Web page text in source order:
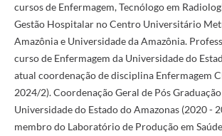
cursos de Enfermagem, Tecnólogo em
Gestão Hospitalar no Centro Universitário
Amazônia e Universidade da Amazônia.
curso de Enfermagem da Universidade do
atual coordenação de disciplina Enfermagem
2024/2). Coordenação Geral de Pós
Universidade do Estado do Amazonas (2020 -
membro do Laboratório de Produção em